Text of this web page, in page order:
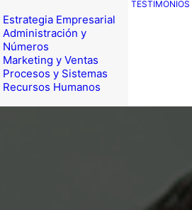
Estrategia Empresarial
Administración y
Números
Marketing y Ventas
Procesos y Sistemas
Recursos Humanos
TESTIMONIOS